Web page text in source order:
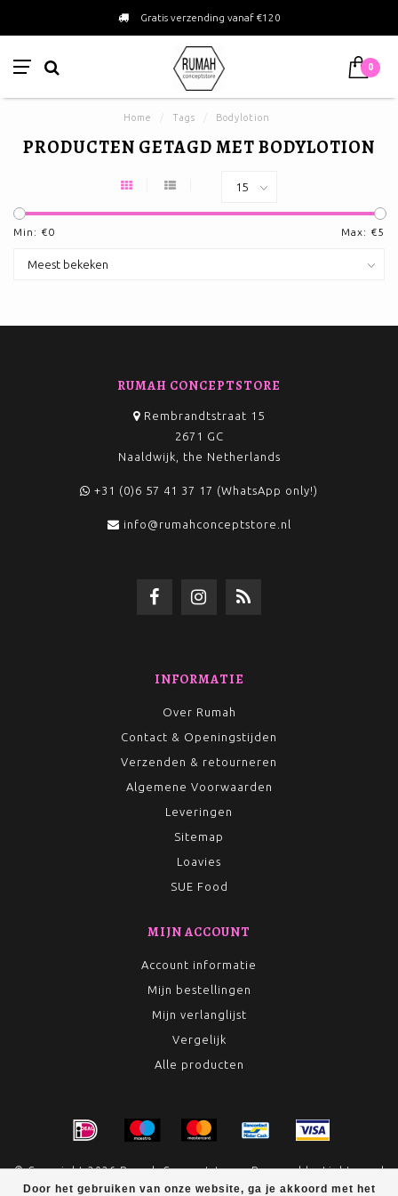
Gratis verzending vanaf €120
0
Home Tags Bodylotion
PRODUCTEN GETAGD MET BODYLOTION
Min: €0 Max: €5
Door het gebruiken van onze website, ga je akkoord met het
RUMAH CONCEPTSTORE
Rembrandtstraat 15
2671 GC
Naaldwijk, the Netherlands
+31 (0)6 57 41 37 17 (WhatsApp only!)
info@rumahconceptstore.nl
INFORMATIE
Over Rumah
Contact & Openingstijden
Verzenden & retourneren
Algemene Voorwaarden
Leveringen
Sitemap
Loavies
SUE Food
MIJN ACCOUNT
Account informatie
Mijn bestellingen
Mijn verlanglijst
Vergelijk
Alle producten
© Copyright 2026 Rumah Conceptstore - Powered byLightspeed
- Theme by Dyvelopment